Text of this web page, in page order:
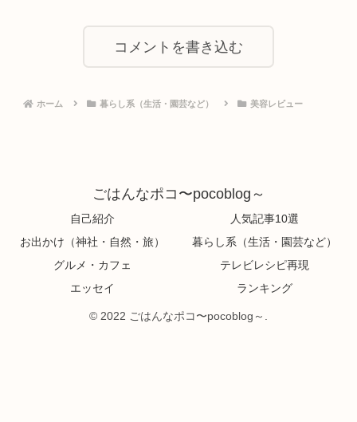
コメントを書き込む
ホーム 暮らし系（生活・園芸など） 美容レビュー
ごはんなポコ〜pocoblog～
自己紹介
人気記事10選
お出かけ（神社・自然・旅）
暮らし系（生活・園芸など）
グルメ・カフェ
テレビレシピ再現
エッセイ
ランキング
© 2022 ごはんなポコ〜pocoblog～.